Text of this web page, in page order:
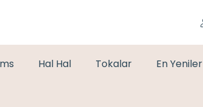
Hal Hal Tokalar En Yeniler